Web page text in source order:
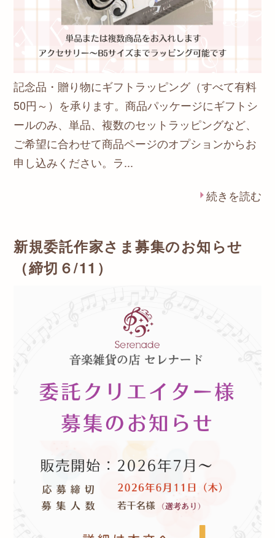
記念品・贈り物にギフトラッピング（すべて有料
50円～）を承ります。商品パッケージにギフトシ
ールのみ、単品、複数のセットラッピングなど、
ご希望に合わせて商品ページのオプションからお
申し込みください。ラ...
続きを読む
新規委託作家さま募集のお知らせ
（締切６/11）